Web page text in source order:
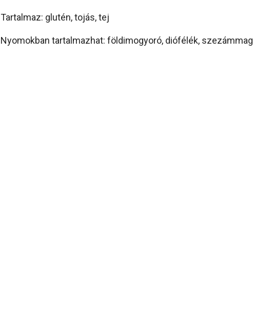
Tartalmaz: glutén, tojás, tej
Nyomokban tartalmazhat: földimogyoró, diófélék, szezámmag